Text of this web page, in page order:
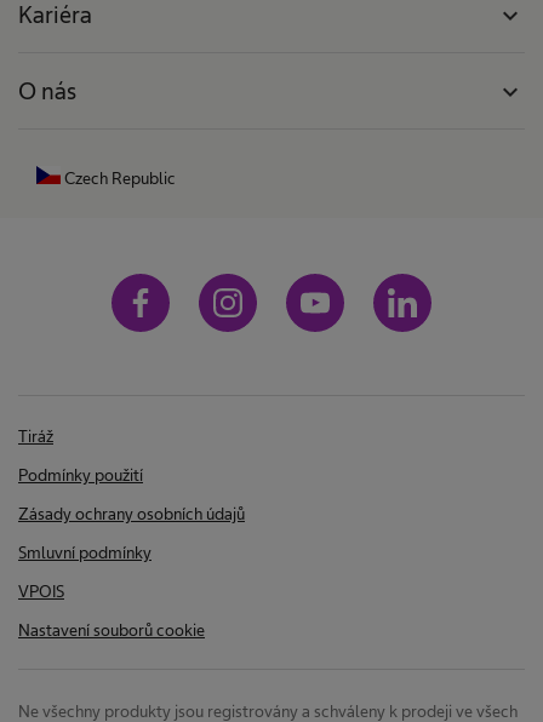
Kariéra expand_more
O nás expand_more
Czech Republic
Tiráž
Podmínky použití
Zásady ochrany osobních údajů
Smluvní podmínky
VPOIS
Nastavení souborů cookie
Ne všechny produkty jsou registrovány a schváleny k prodeji ve všech